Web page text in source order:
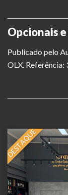
Opcionais
Publicado pelo
OLX. Referência:
DESTAQUE